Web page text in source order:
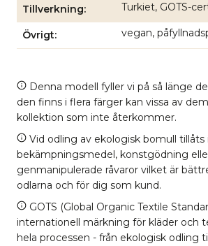
Tillverkning Turkiet, GOTS-
Övrigt vegan,
Denna modell fyller vi på så länge
den finns i flera färger kan vissa av
kollektion som inte återkommer.
Vid odling av ekologisk bomull tillåts
bekämpningsmedel, konstgödning
genmanipulerade råvaror vilket är
odlarna och för dig som kund.
GOTS (Global Organic Textile
internationell märkning för kläder och
hela processen - från ekologisk odling